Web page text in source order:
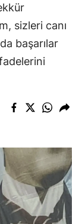
sizleri canı
başarılar